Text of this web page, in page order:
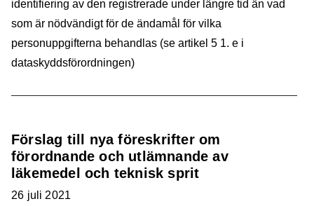
identifiering av den registrerade under längre tid än vad
som är nödvändigt för de ändamål för vilka
personuppgifterna behandlas (se artikel 5 1. e i
dataskyddsförordningen)
Förslag till nya föreskrifter om
förordnande och utlämnande av
läkemedel och teknisk sprit
26 juli 2021